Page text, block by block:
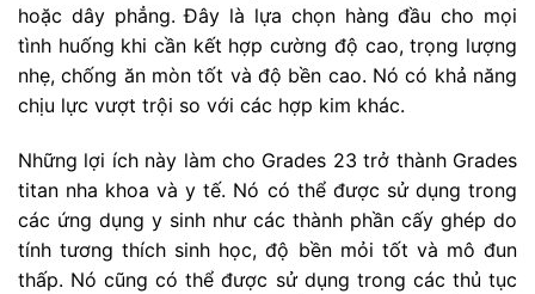
hoặc dây phẳng. Đây là lựa chọn hàng đầu cho mọi
tình huống khi cần kết hợp cường độ cao, trọng lượng
nhẹ, chống ăn mòn tốt và độ bền cao. Nó có khả năng
chịu lực vượt trội so với các hợp kim khác.
Những lợi ích này làm cho Grades 23 trở thành Grades
titan nha khoa và y tế. Nó có thể được sử dụng trong
các ứng dụng y sinh như các thành phần cấy ghép do
tính tương thích sinh học, độ bền mỏi tốt và mô đun
thấp. Nó cũng có thể được sử dụng trong các thủ tục